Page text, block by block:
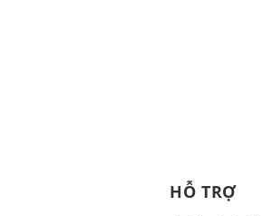
HỖ TRỢ